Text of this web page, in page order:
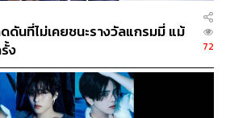
นที่ไม่เคยชนะรางวัลแกรมมี่ แม้
ง
72